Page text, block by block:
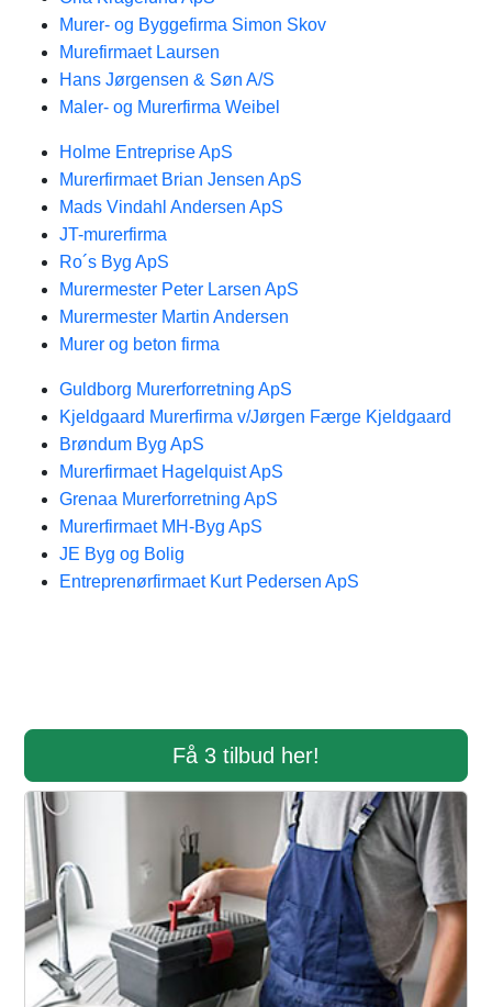
Murer- og Byggefirma Simon Skov
Murefirmaet Laursen
Hans Jørgensen & Søn A/S
Maler- og Murerfirma Weibel
Holme Entreprise ApS
Murerfirmaet Brian Jensen ApS
Mads Vindahl Andersen ApS
JT-murerfirma
Ro´s Byg ApS
Murermester Peter Larsen ApS
Murermester Martin Andersen
Murer og beton firma
Guldborg Murerforretning ApS
Kjeldgaard Murerfirma v/Jørgen Færge Kjeldgaard
Brøndum Byg ApS
Murerfirmaet Hagelquist ApS
Grenaa Murerforretning ApS
Murerfirmaet MH-Byg ApS
JE Byg og Bolig
Entreprenørfirmaet Kurt Pedersen ApS
Få 3 tilbud her!